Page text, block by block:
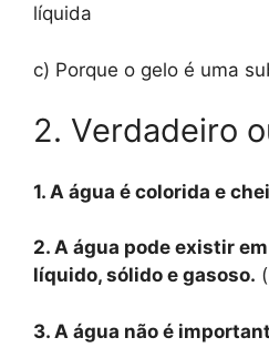
líquida
c) Porque o gelo é uma
2. Verdadeiro
1. A água é colorida e
2. A água pode existir
líquido, sólido e gasoso.
3. A água não é